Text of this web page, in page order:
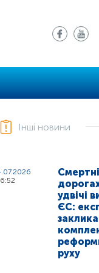
Інші новини
удвічі
ЄС:
руху